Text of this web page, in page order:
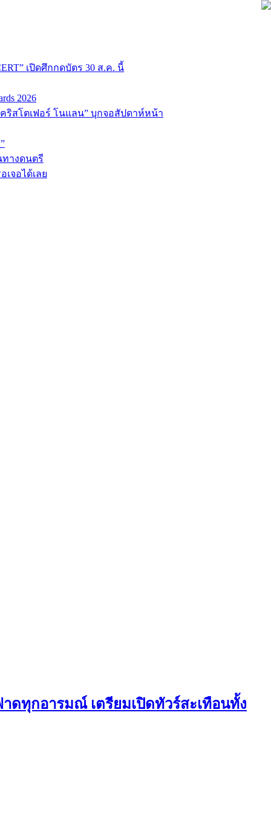
เปิดศึกกดบัตร 30 ส.ค. นี้
2026
คริสโตเฟอร์ โนแลน” บุกจอสัปดาห์หน้า
ทางดนตรี
จอได้เลย
าดทุกอารมณ์ เตรียมเปิดทัวร์สะเทือนทั้ง